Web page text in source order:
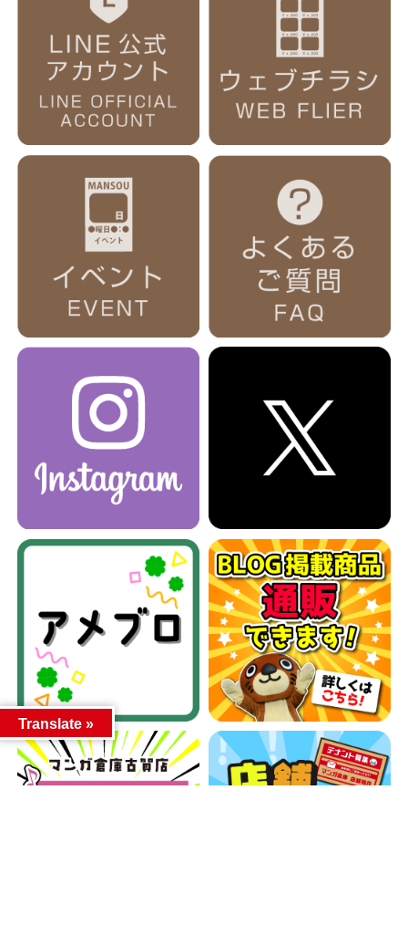
Translate »